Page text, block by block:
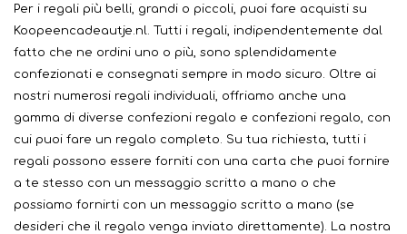
Per i regali più belli, grandi o piccoli, puoi fare acquisti su
Koopeencadeautje.nl. Tutti i regali, indipendentemente dal
fatto che ne ordini uno o più, sono splendidamente
confezionati e consegnati sempre in modo sicuro. Oltre ai
nostri numerosi regali individuali, offriamo anche una
gamma di diverse confezioni regalo e confezioni regalo, con
cui puoi fare un regalo completo. Su tua richiesta, tutti i
regali possono essere forniti con una carta che puoi fornire
a te stesso con un messaggio scritto a mano o che
possiamo fornirti con un messaggio scritto a mano (se
desideri che il regalo venga inviato direttamente). La nostra